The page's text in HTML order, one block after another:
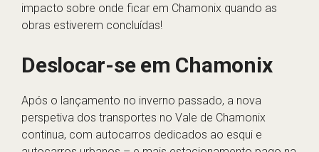
impacto sobre onde ficar em Chamonix quando as
obras estiverem concluídas!
Deslocar-se em Chamonix
Após o lançamento no inverno passado, a nova
perspetiva dos transportes no Vale de Chamonix
continua, com autocarros dedicados ao esqui e